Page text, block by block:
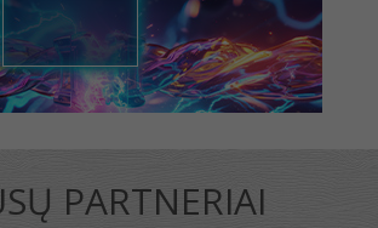
PARTNERIAI